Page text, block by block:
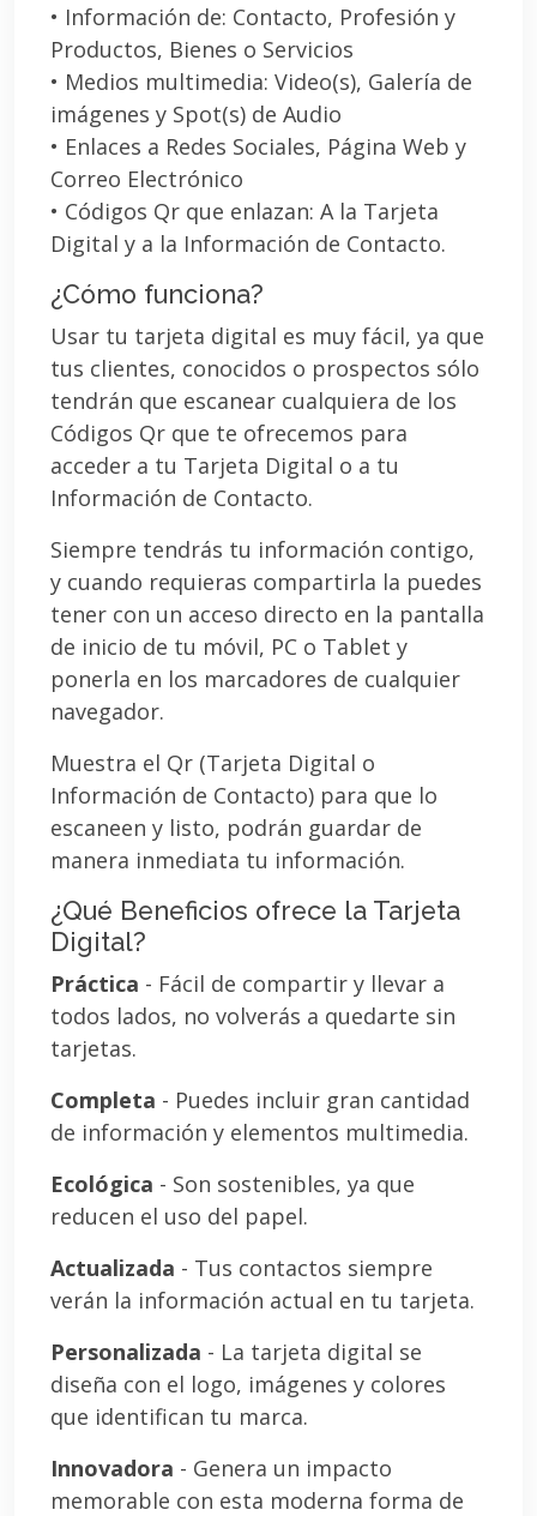
• Información de: Contacto, Profesión y
Productos, Bienes o Servicios
• Medios multimedia: Video(s), Galería de
imágenes y Spot(s) de Audio
• Enlaces a Redes Sociales, Página Web y
Correo Electrónico
• Códigos Qr que enlazan: A la Tarjeta
Digital y a la Información de Contacto.
¿Cómo funciona?
Usar tu tarjeta digital es muy fácil, ya que
tus clientes, conocidos o prospectos sólo
tendrán que escanear cualquiera de los
Códigos Qr que te ofrecemos para
acceder a tu Tarjeta Digital o a tu
Información de Contacto.
Siempre tendrás tu información contigo,
y cuando requieras compartirla la puedes
tener con un acceso directo en la pantalla
de inicio de tu móvil, PC o Tablet y
ponerla en los marcadores de cualquier
navegador.
Muestra el Qr (Tarjeta Digital o
Información de Contacto) para que lo
escaneen y listo, podrán guardar de
manera inmediata tu información.
¿Qué Beneficios ofrece la Tarjeta
Digital?
Práctica - Fácil de compartir y llevar a
todos lados, no volverás a quedarte sin
tarjetas.
Completa - Puedes incluir gran cantidad
de información y elementos multimedia.
Ecológica - Son sostenibles, ya que
reducen el uso del papel.
Actualizada - Tus contactos siempre
verán la información actual en tu tarjeta.
Personalizada - La tarjeta digital se
diseña con el logo, imágenes y colores
que identifican tu marca.
Innovadora - Genera un impacto
memorable con esta moderna forma de